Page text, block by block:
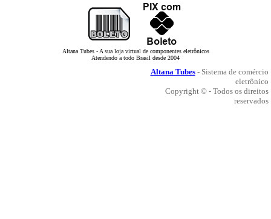
Altana Tubes - A sua loja virtual de componentes eletrônicos
Atendendo a todo Brasil desde 2004
Altana Tubes- Sistema de comércio
eletrônico
Copyright © - Todos os direitos
reservados